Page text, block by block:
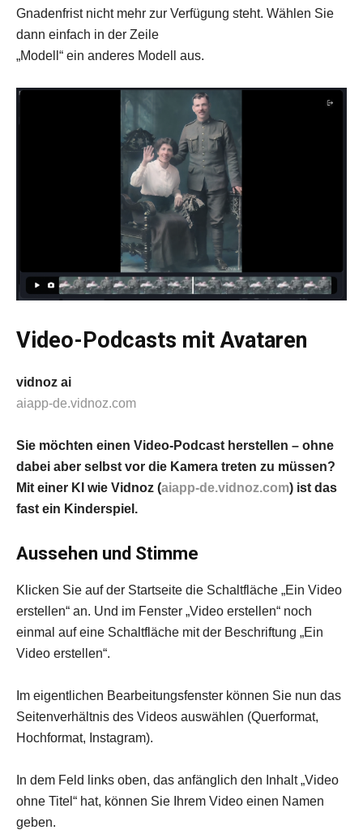
Gnadenfrist nicht mehr zur Verfügung steht. Wählen Sie
dann einfach in der Zeile
„Modell“ ein anderes Modell aus.
Video-Podcasts mit Avataren
vidnoz ai
aiapp-de.vidnoz.com
Sie möchten einen Video-Podcast herstellen – ohne
dabei aber selbst vor die Kamera treten zu müssen?
Mit einer KI wie Vidnoz (aiapp-de.vidnoz.com) ist das
fast ein Kinderspiel.
Aussehen und Stimme
Klicken Sie auf der Startseite die Schaltfläche „Ein Video
erstellen“ an. Und im Fenster „Video erstellen“ noch
einmal auf eine Schaltfläche mit der Beschriftung „Ein
Video erstellen“.
Im eigentlichen Bearbeitungsfenster können Sie nun das
Seitenverhältnis des Videos auswählen (Querformat,
Hochformat, Instagram).
In dem Feld links oben, das anfänglich den Inhalt „Video
ohne Titel“ hat, können Sie Ihrem Video einen Namen
geben.